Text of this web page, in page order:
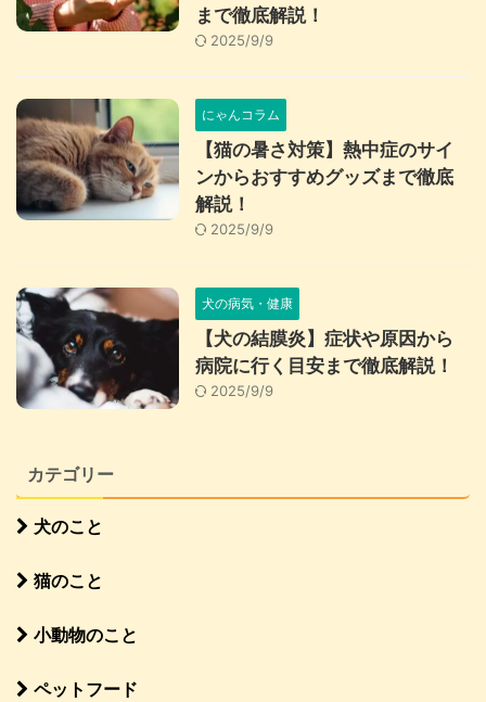
まで徹底解説！
2025/9/9
にゃんコラム
【猫の暑さ対策】熱中症のサイ
ンからおすすめグッズまで徹底
解説！
2025/9/9
犬の病気・健康
【犬の結膜炎】症状や原因から
病院に行く目安まで徹底解説！
2025/9/9
カテゴリー
犬のこと
猫のこと
小動物のこと
ペットフード